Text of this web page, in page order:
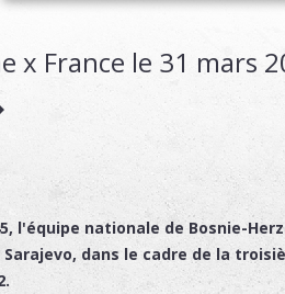
x France le 31 mars
l'équipe nationale de Bosnie-
Sarajevo, dans le cadre de la